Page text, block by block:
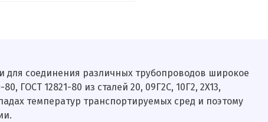
соединения различных трубопроводов широкое
ГОСТ 12821-80 из сталей 20, 09Г2С, 10Г2, 2X13,
температур транспортируемых сред и поэтому